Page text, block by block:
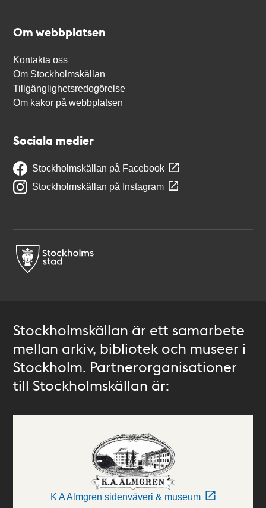
Om webbplatsen
Kontakta oss
Om Stockholmskällan
Tillgänglighetsredogörelse
Om kakor på webbplatsen
Sociala medier
Stockholmskällan på Facebook
Stockholmskällan på Instagram
Stockholmskällan är ett samarbete
mellan arkiv, bibliotek och museer i
Stockholm. Partnerorganisationer
till Stockholmskällan är:
K A Almgren sidenväveri & museum